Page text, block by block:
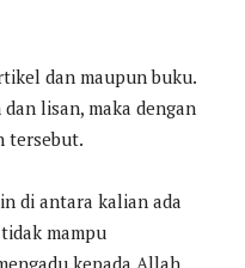
dan maupun buku.
lisan, maka dengan
tersebut.
di antara kalian ada
mampu